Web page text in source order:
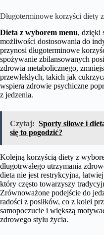
Długoterminowe korzyści diety
Dieta z wyborem menu, dzięki
możliwości dostosowania do
przynosi długoterminowe
spożywanie zbilansowanych
zdrowia metabolicznego,
przewlekłych, takich jak
wspiera zdrowie psychiczne
z jedzenia.
Czytaj: Sporty siłowe i
się to pogodzić?
Kolejną korzyścią diety z
długotrwałego utrzymania
dieta nie jest restrykcyjna,
który często towarzyszy
Zrównoważone podejście do
radości z posiłków, co z kolei
samopoczucie i większą
zdrowego stylu życia.